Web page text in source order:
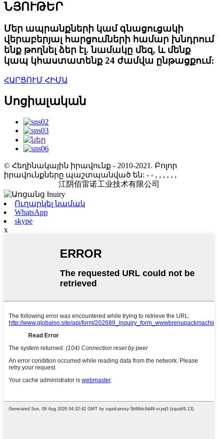
ՆՅՈՒԹԵՐ
Մեր ապրանքների կամ գնացուցակի
վերաբերյալ հարցումների համար խնդրում
ենք թողնել ձեր էլ. նամակը մեզ, և մենք
կապ կհաստատենք 24 ժամվա ընթացքում:
ՀԱՐՑՈՒՄ ՀԻՄԱ
Սոցիալական
© Հեղինակային իրավունք - 2010-2021. Բոլոր
իրավունքները պաշտպանված են: - - , , , , , ,
江阴佰雷诺工业技术有限公司
Ուղարկել նամակ
WhatsApp
skype
x